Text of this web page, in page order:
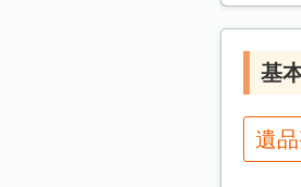
基
遺